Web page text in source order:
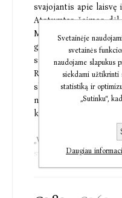
svajojantis apie laisvę
Atstumtas šeimos
Meriem, jis leidžiasi
galiausiai atsiduria
spalvingiausių
Robadors“, Vagių
skaitmenintojas,
negyvėlių surinkėjo
kurias jis turi, pamažu
„Vagių gatvė“ – tai
svajones ir
suaugusiuoju,
pirmoji Arabų
Svetainėje
svetainės
naudojame slapukus
siekdami užtikrinti
statistiką ir
„Sutinku“,
Daugiau